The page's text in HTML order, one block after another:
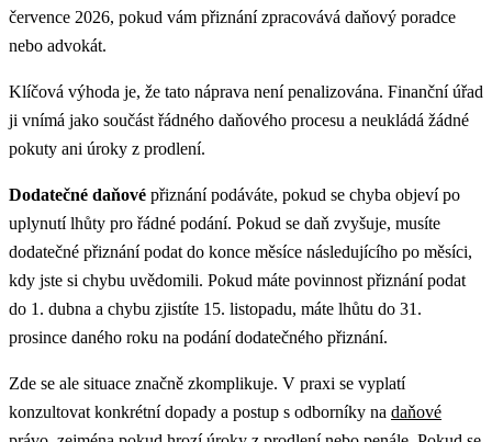
července 2026, pokud vám přiznání zpracovává daňový poradce
nebo advokát.
Klíčová výhoda je, že tato náprava není penalizována. Finanční úřad
ji vnímá jako součást řádného daňového procesu a neukládá žádné
pokuty ani úroky z prodlení.
Dodatečné daňové přiznání podáváte, pokud se chyba objeví po
uplynutí lhůty pro řádné podání. Pokud se daň zvyšuje, musíte
dodatečné přiznání podat do konce měsíce následujícího po měsíci,
kdy jste si chybu uvědomili. Pokud máte povinnost přiznání podat
do 1. dubna a chybu zjistíte 15. listopadu, máte lhůtu do 31.
prosince daného roku na podání dodatečného přiznání.
Zde se ale situace značně zkomplikuje. V praxi se vyplatí
konzultovat konkrétní dopady a postup s odborníky na daňové